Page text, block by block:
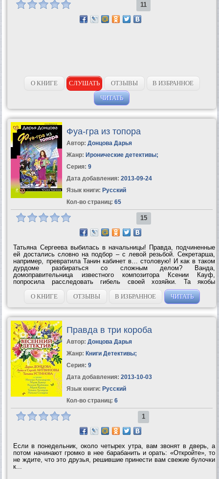
11
О КНИГЕ СЛУШАТЬ ОТЗЫВЫ
В ИЗБРАННОЕ
ЧИТАТЬ
Фуа-гра из топора
Автор: Донцова Дарья
Жанр: Иронические детективы;
Серия: 9
Дата добавления: 2013-09-24
Язык книги: Русский
Кол-во страниц: 65
15
Татьяна Сергеева выбилась в начальницы! Правда, подчиненные
ей достались словно на подбор – с левой резьбой. Секретарша,
например, превратила Танин кабинет в… столовую! И как в таком
дурдоме разбираться со сложным делом? Ванда,
домоправительница известного композитора Ксении Кауф,
попросила расследовать гибель своей хозяйки. Та якобы
покончила с собой, но Ванда кое-что разузнала и поняла:
переселиться в мир иной Ксении явно...
О КНИГЕ ОТЗЫВЫ В ИЗБРАННОЕ ЧИТАТЬ
Правда в три короба
Автор: Донцова Дарья
Жанр: Книги Детективы;
Серия: 9
Дата добавления: 2013-10-03
Язык книги: Русский
Кол-во страниц: 6
1
Если в понедельник, около четырех утра, вам звонят в дверь, а
потом начинают громко в нее барабанить и орать: «Откройте», то
не ждите, что это друзья, решившие принести вам свежие булочки
к...